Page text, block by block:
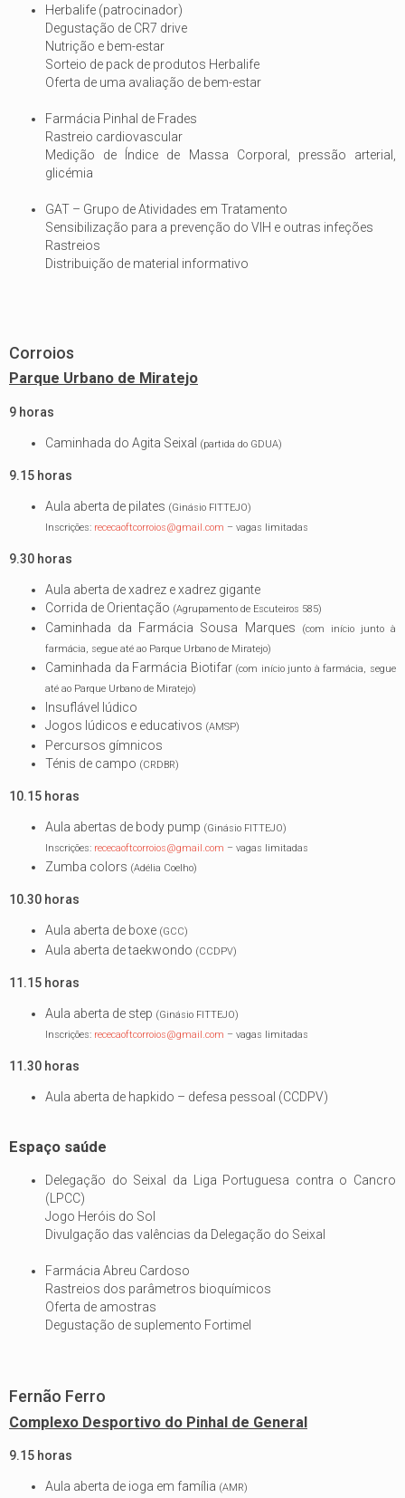
Herbalife (patrocinador)
Degustação de CR7 drive
Nutrição e bem-estar
Sorteio de pack de produtos Herbalife
Oferta de uma avaliação de bem-estar
Farmácia Pinhal de Frades
Rastreio cardiovascular
Medição de Índice de Massa Corporal, pressão arterial,
glicémia
GAT – Grupo de Atividades em Tratamento
Sensibilização para a prevenção do VIH e outras infeções
Rastreios
Distribuição de material informativo
Corroios
Parque Urbano de Miratejo
9 horas
Caminhada do Agita Seixal (partida do GDUA)
9.15 horas
Aula aberta de pilates (Ginásio FITTEJO)
Inscrições: rececaoftcorroios@gmail.com – vagas limitadas
9.30 horas
Aula aberta de xadrez e xadrez gigante
Corrida de Orientação (Agrupamento de Escuteiros 585)
Caminhada da Farmácia Sousa Marques
(com início junto à
farmácia, segue até ao Parque Urbano de Miratejo)
Caminhada da Farmácia Biotifar (com início junto à farmácia, segue
até ao Parque Urbano de Miratejo)
Insuflável lúdico
Jogos lúdicos e educativos (AMSP)
Percursos gímnicos
Ténis de campo (CRDBR)
10.15 horas
Aula abertas de body pump (Ginásio FITTEJO)
Inscrições: rececaoftcorroios@gmail.com – vagas limitadas
Zumba colors (Adélia Coelho)
10.30 horas
Aula aberta de boxe (GCC)
Aula aberta de taekwondo (CCDPV)
11.15 horas
Aula aberta de step (Ginásio FITTEJO)
Inscrições: rececaoftcorroios@gmail.com – vagas limitadas
11.30 horas
Aula aberta de hapkido – defesa pessoal (CCDPV)
Espaço saúde
Delegação do Seixal da Liga Portuguesa contra o Cancro
(LPCC)
Jogo Heróis do Sol
Divulgação das valências da Delegação do Seixal
Farmácia Abreu Cardoso
Rastreios dos parâmetros bioquímicos
Oferta de amostras
Degustação de suplemento Fortimel
Fernão Ferro
Complexo Desportivo do Pinhal de General
9.15 horas
Aula aberta de ioga em família (AMR)